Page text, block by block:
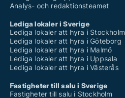
Analys- och redaktionsteamet
Lediga lokaler i Sverige
Lediga lokaler att hyra i Stockholm
Lediga lokaler att hyra i Göteborg
Lediga lokaler att hyra i Malmö
Lediga lokaler att hyra i Uppsala
Lediga lokaler att hyra i Västerås
Fastigheter till salu i Sverige
Fastigheter till salu i Stockholm